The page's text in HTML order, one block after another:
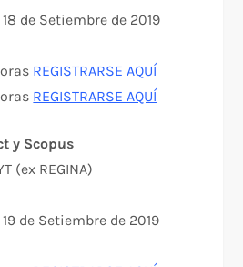
de Setiembre de 2019
REGISTRARSE AQUÍ
REGISTRARSE AQUÍ
y Scopus
(ex REGINA)
de Setiembre de 2019